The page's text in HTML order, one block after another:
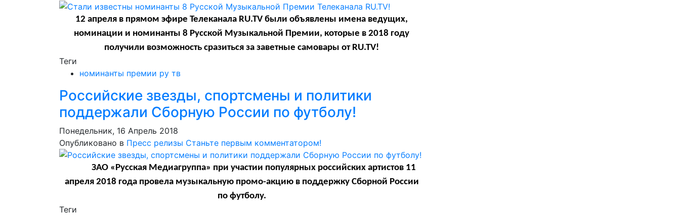
12 апреля в прямом эфире Телеканала RU.TV были объявлены имена ведущих,
номинации и номинанты 8 Русской Музыкальной Премии, которые в 2018 году
получили возможность сразиться за заветные самовары от RU.TV!
Теги
номинанты премии ру тв
Российские звезды, спортсмены и политики
поддержали Сборную России по футболу!
Понедельник, 16 Апрель 2018
Опубликовано в Пресс релизы Станьте первым комментатором!
ЗАО «Русская Медиагруппа» при участии популярных российских артистов 11
апреля 2018 года провела музыкальную промо-акцию в поддержку Сборной России
по футболу.
Теги